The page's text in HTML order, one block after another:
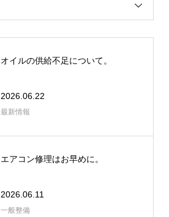
オイルの供給不足について。
2026.06.22
最新情報
エアコン修理はお早めに。
2026.06.11
一般整備